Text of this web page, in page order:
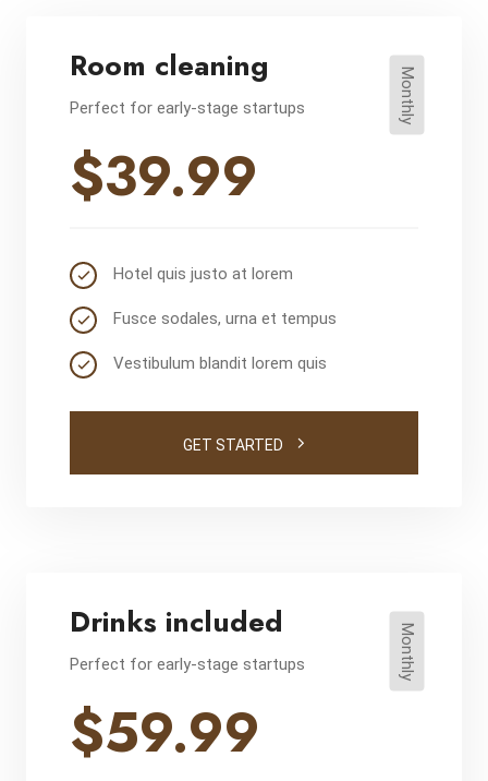
Room cleaning
Perfect for early-stage startups Monthly
$39.99
Hotel quis justo at lorem
Fusce sodales, urna et tempus
Vestibulum blandit lorem quis
GET STARTED
Drinks included
Perfect for early-stage startups Monthly
$59.99